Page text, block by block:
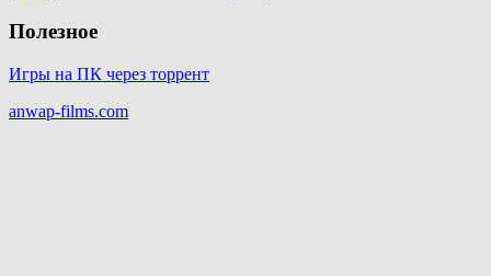
Полезное
Игры на ПК через торрент
anwap-films.com